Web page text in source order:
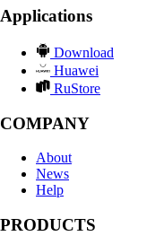
Applications
Download
Huawei
RuStore
COMPANY
About
News
Help
PRODUCTS